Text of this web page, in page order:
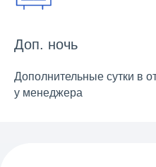
Доп. ночь
Дополнительные сутки в
у менеджера